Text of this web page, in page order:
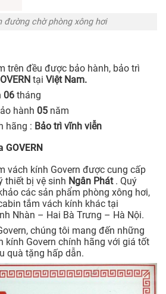
đường chờ phòng xông hơi
trên đều được bảo hành, bảo trì
tại Việt Nam.
06 tháng
hành 05 năm
hãng : Bảo trì vĩnh viễn
GOVERN
vách kính Govern được cung cấp
thiết bị vệ sinh Ngân Phát. Quý
các sản phẩm phòng xông hơi,
tắm vách kính khác tại
Nhàn – Hai Bà Trưng – Hà Nội.
chúng tôi mang đến những
kính Govern chính hãng với giá tốt
quà tặng hấp dẫn.